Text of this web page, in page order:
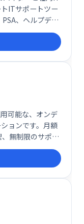
ITサポートツー
、ヘルプデス
を実現します。
性を体感くださ
可能な、オンデ
ョンです。月額
無制限のサポー
スを提供。ブラ
ァイル転送な
ートを実現しま